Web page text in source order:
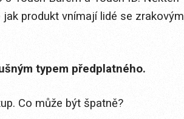
produkt vnímají lidé se zrakovým
typem předplatného.
Co může být špatně?